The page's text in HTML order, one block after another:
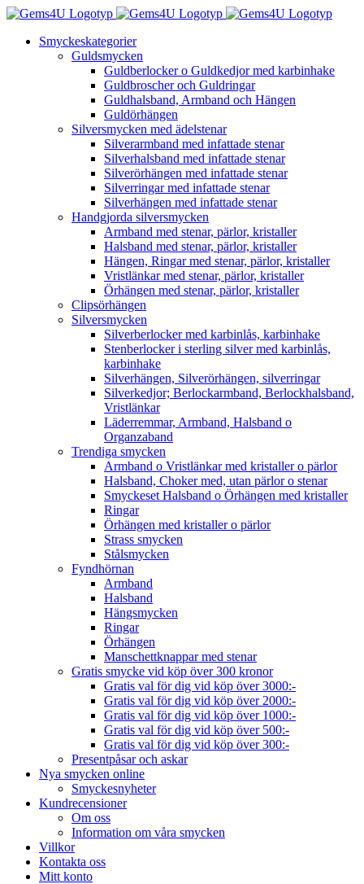
Fortsätt
innehålletSmyckeskategorier
Guldsmycken
Guldberlocker o Guldkedjor med karbinhake
Guldbroscher och Guldringar
Guldhalsband, Armband och Hängen
Guldörhängen
Silversmycken med ädelstenar
Silverarmband med infattade stenar
Silverhalsband med infattade stenar
Silverörhängen med infattade stenar
Silverringar med infattade stenar
Silverhängen med infattade stenar
Handgjorda silversmycken
Armband med stenar, pärlor, kristaller
Halsband med stenar, pärlor, kristaller
Hängen, Ringar med stenar, pärlor, kristaller
Vristlänkar med stenar, pärlor, kristaller
Örhängen med stenar, pärlor, kristaller
Clipsörhängen
Silversmycken
Silverberlocker med karbinlås, karbinhake
Stenberlocker i sterling silver med karbinlås,
karbinhake
Silverhängen, Silverörhängen, silverringar
Silverkedjor; Berlockarmband, Berlockhalsband,
Vristlänkar
Läderremmar, Armband, Halsband o
Organzaband
Trendiga smycken
Armband o Vristlänkar med kristaller o pärlor
Halsband, Choker med, utan pärlor o stenar
Smyckeset Halsband o Örhängen med kristaller
Ringar
Örhängen med kristaller o pärlor
Strass smycken
Stålsmycken
Fyndhörnan
Armband
Halsband
Hängsmycken
Ringar
Örhängen
Manschettknappar med stenar
Gratis smycke vid köp över 300 kronor
Gratis val för dig vid köp över 3000:-
Gratis val för dig vid köp över 2000:-
Gratis val för dig vid köp över 1000:-
Gratis val för dig vid köp över 500:-
Gratis val för dig vid köp över 300:-
Presentpåsar och askar
Nya smycken online
Smyckesnyheter
Kundrecensioner
Om oss
Information om våra smycken
Villkor
Kontakta oss
Mitt konto